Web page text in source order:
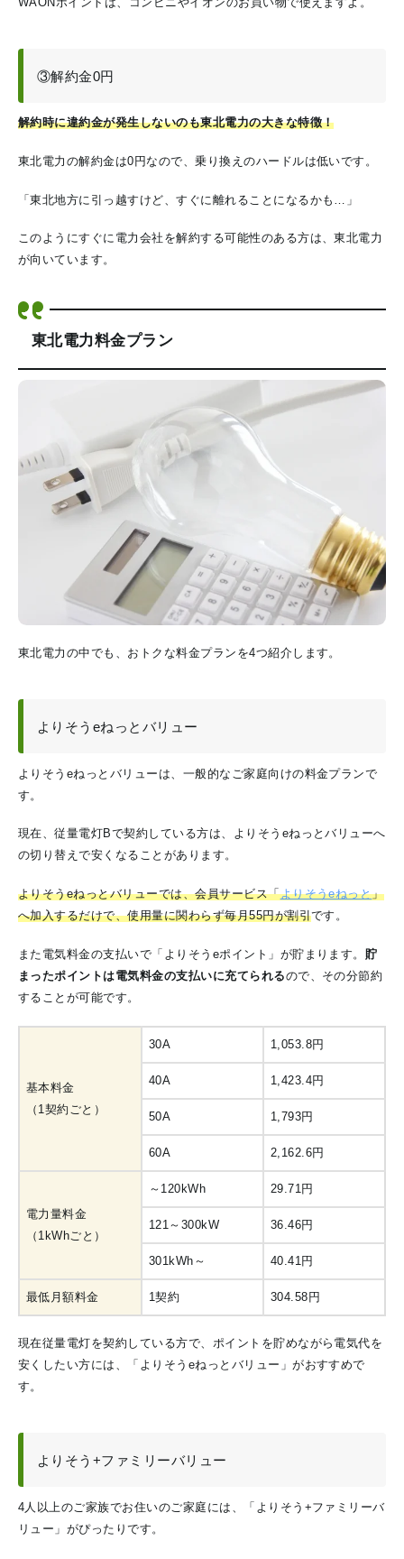
③解約金0円
解約時に違約金が発生しないのも東北電力の大きな特徴！
東北電力の解約金は0円なので、乗り換えのハードルは低いです。
「東北地方に引っ越すけど、すぐに離れることになるかも…」
このようにすぐに電力会社を解約する可能性のある方は、東北電力
が向いています。
東北電力料金プラン
東北電力の中でも、おトクな料金プランを4つ紹介します。
よりそうeねっとバリュー
よりそうeねっとバリューは、一般的なご家庭向けの料金プランで
す。
現在、従量電灯Bで契約している方は、よりそうeねっとバリューへ
の切り替えで安くなることがあります。
よりそうeねっとバリューでは、会員サービス「よりそうeねっと」
へ加入するだけで、使用量に関わらず毎月55円が割引です。
また電気料金の支払いで「よりそうeポイント」が貯まります。
貯
まったポイントは電気料金の支払いに充てられるので、その分節約
することが可能です。
基本料金
（1契約ごと）
30A 1,053.8円
40A 1,423.4円
50A 1,793円
60A 2,162.6円
電力量料金
（1kWhごと）
～120kWh 29.71円
121～300kW 36.46円
301kWh～ 40.41円
最低月額料金 1契約 304.58円
現在従量電灯を契約している方で、ポイントを貯めながら電気代を
安くしたい方には、「よりそうeねっとバリュー」がおすすめで
す。
よりそう+ファミリーバリュー
4人以上のご家族でお住いのご家庭には、「よりそう+ファミリーバ
リュー」がぴったりです。